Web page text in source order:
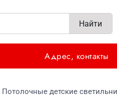
Найти
Адрес, контакты
Потолочные детские